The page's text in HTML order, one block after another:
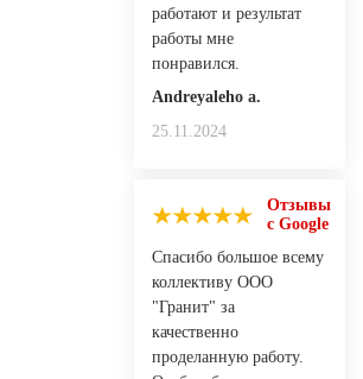
работают и результат
работы мне
понравился.
Andreyaleho a.
25.11.2024
Отзывы
с Google
Спасибо большое всему
коллективу ООО
"Гранит" за
качественно
проделанную работу.